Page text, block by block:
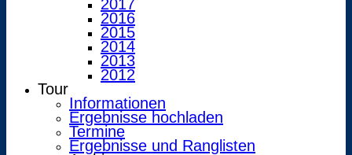
2017
2016
2015
2014
2013
2012
Tour
Informationen
Ergebnisse hochladen
Termine
Ergebnisse und Ranglisten